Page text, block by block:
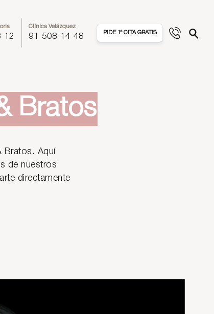
12
Clínica Velázquez
91 508 14 48 PIDE 1ª CITA GRATIS
Bratos
Bratos. Aquí
de nuestros
directamente